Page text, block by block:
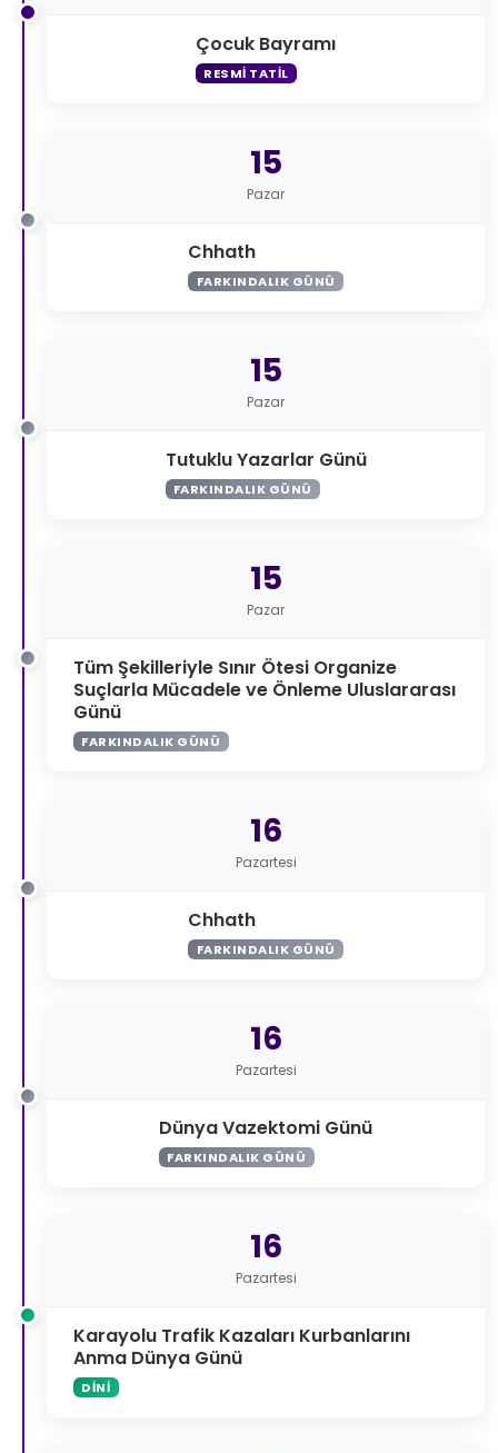
Çocuk Bayramı
RESMI TATIL
15
Pazar
Chhath
FARKINDALIK GÜNÜ
15
Pazar
Tutuklu Yazarlar Günü
FARKINDALIK GÜNÜ
15
Pazar
Tüm Şekilleriyle Sınır Ötesi Organize
Suçlarla Mücadele ve Önleme Uluslararası
Günü
FARKINDALIK GÜNÜ
16
Pazartesi
Chhath
FARKINDALIK GÜNÜ
16
Pazartesi
Dünya Vazektomi Günü
FARKINDALIK GÜNÜ
16
Pazartesi
Karayolu Trafik Kazaları Kurbanlarını
Anma Dünya Günü
DINI